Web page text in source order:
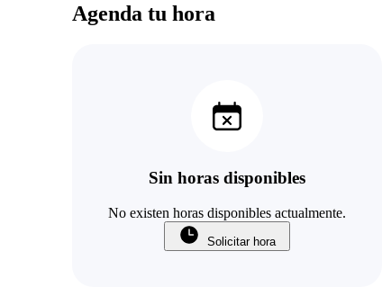
Agenda tu hora
Sin horas disponibles
No existen horas disponibles actualmente.
Solicitar hora